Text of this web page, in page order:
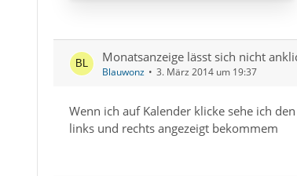
Monatsanzeige lässt sich nicht
Blauwonz 3. März 2014 um 19:37
Wenn ich auf Kalender klicke sehe ich
links und rechts angezeigt bekommem